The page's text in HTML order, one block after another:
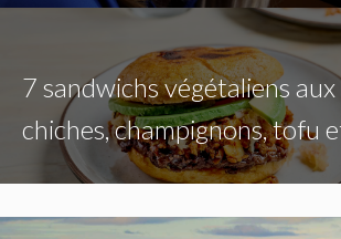
7 sandwichs végétaliens aux
chiches, champignons, tofu